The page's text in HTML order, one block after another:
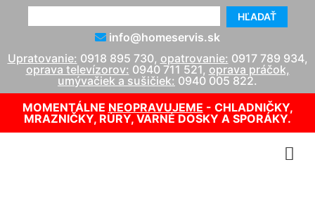
HĽADAŤ
info@homeservis.sk
Upratovanie: 0918 895 730, opatrovanie: 0917 789 934,
oprava televízorov: 0940 711 521, oprava práčok,
umývačiek a sušičiek: 0940 005 822.
MOMENTÁLNE NEOPRAVUJEME - CHLADNIČKY,
MRAZNIČKY, RÚRY, VARNÉ DOSKY A SPORÁKY.